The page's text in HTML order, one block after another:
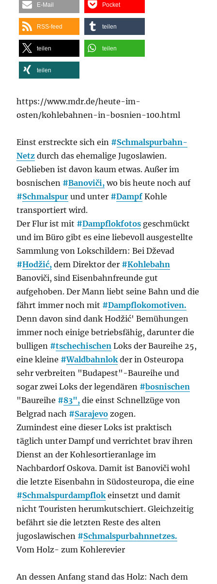
E-Mail Pocket
RSS-feed teilen
teilen teilen
teilen
https://www.mdr.de/heute-im-
osten/kohlebahnen-in-bosnien-100.html
Einst erstreckte sich ein #Schmalspurbahn-
Netz durch das ehemalige Jugoslawien.
Geblieben ist davon kaum etwas. Außer im
bosnischen #Banoviči, wo bis heute noch auf
#Schmalspur und unter #Dampf Kohle
transportiert wird.
Der Flur ist mit #Dampflokfotos geschmückt
und im Büro gibt es eine liebevoll ausgestellte
Sammlung von Lokschildern: Bei Dževad
#Hodžić, dem Direktor der #Kohlebahn
Banoviči, sind Eisenbahnfreunde gut
aufgehoben. Der Mann liebt seine Bahn und die
fährt immer noch mit #Dampflokomotiven.
Denn davon sind dank Hodžić' Bemühungen
immer noch einige betriebsfähig, darunter die
bulligen #tschechischen Loks der Baureihe 25,
eine kleine #Waldbahnlokder in Osteuropa
sehr verbreiten "Budapest"-Baureihe und
sogar zwei Loks der legendären #bosnischen
"Baureihe #83", die einst Schnellzüge von
Belgrad nach #Sarajevo zogen.
Zumindest eine dieser Loks ist praktisch
täglich unter Dampf und verrichtet brav ihren
Dienst an der Kohlesortieranlage im
Nachbardorf Oskova. Damit ist Banoviči wohl
die letzte Eisenbahn in Südosteuropa, die eine
#Schmalspurdampflokeinsetzt und damit
nicht Touristen herumkutschiert. Gleichzeitig
befährt sie die letzten Reste des alten
jugoslawischen #Schmalspurbahnnetzes.
Vom Holz- zum Kohlerevier
An dessen Anfang stand das Holz: Nach dem